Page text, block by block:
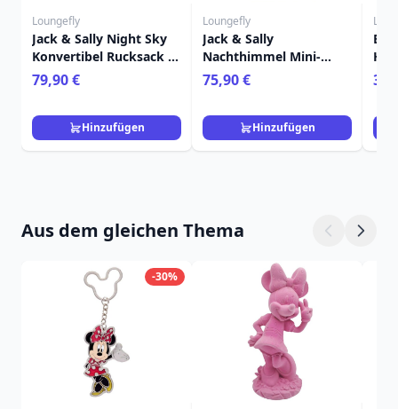
Loungefly
Jack & Sally Night Sky
Konvertibel Rucksack &
Tragetasche - Disney
Loungefly
79,90 €
Hinzufügen
Loungefly
Jack & Sally
Nachthimmel Mini-
Rucksack - Disney
Loungefly
75,90 €
Hinzufügen
Aus dem gleichen Thema
-30%